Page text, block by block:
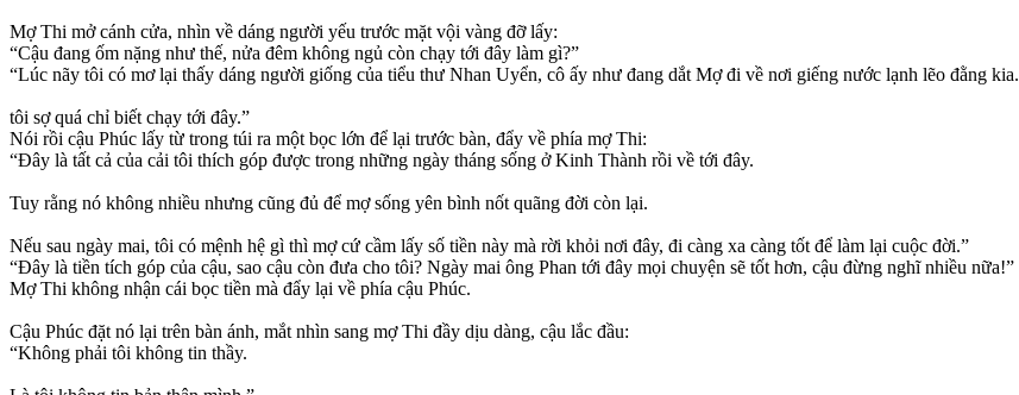
Mợ Thi mở cánh cửa, nhìn về dáng người yếu trước mặt vội vàng đỡ lấy:
“Cậu đang ốm nặng như thế, nửa đêm không ngủ còn chạy tới đây làm gì?”
“Lúc nãy tôi có mơ lại thấy dáng người giống của tiểu thư Nhan Uyển, cô ấy như đang dắt Mợ đi về nơi giếng nước lạnh lẽo đằng kia.
tôi sợ quá chỉ biết chạy tới đây.”
Nói rồi cậu Phúc lấy từ trong túi ra một bọc lớn để lại trước bàn, đẩy về phía mợ Thi:
“Đây là tất cả của cải tôi thích góp được trong những ngày tháng sống ở Kinh Thành rồi về tới đây.
Tuy rằng nó không nhiều nhưng cũng đủ để mợ sống yên bình nốt quãng đời còn lại.
Nếu sau ngày mai, tôi có mệnh hệ gì thì mợ cứ cầm lấy số tiền này mà rời khỏi nơi đây, đi càng xa càng tốt để làm lại cuộc đời.”
“Đây là tiền tích góp của cậu, sao cậu còn đưa cho tôi? Ngày mai ông Phan tới đây mọi chuyện sẽ tốt hơn, cậu đừng nghĩ nhiều nữa!”
Mợ Thi không nhận cái bọc tiền mà đẩy lại về phía cậu Phúc.
Cậu Phúc đặt nó lại trên bàn ánh, mắt nhìn sang mợ Thi đầy dịu dàng, cậu lắc đầu:
“Không phải tôi không tin thầy.